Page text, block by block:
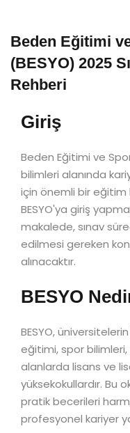
Beden Eğitimi
(BESYO) 2025
Rehberi
Giriş
Beden Eğitimi ve
bilimleri alanında
için önemli bir eğitim
BESYO'ya giriş
makalede, sınav
edilmesi gereken
alınacaktır.
BESYO
BESYO,
eğitimi, spor
alanlarda lisans ve
yüksekokullardır. Bu
pratik becerileri
profesyonel kariyer